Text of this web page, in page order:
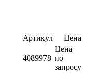
Артикул Цена
4089978
Цена
по
запросу